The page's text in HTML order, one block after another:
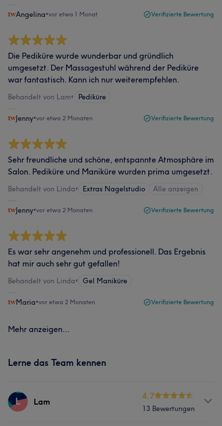
Angelina•vor etwa 1 Monat Verifizierte Bewertung
Die Pediküre wurde wunderbar und gründlich
umgesetzt. Der Massagestuhl während der Pediküre
war fantastisch. Kann ich nur weiterempfehlen.
Behandelt von Lam• Pediküre
Jenny•vor etwa 2 Monaten Verifizierte Bewertung
Sehr freundliche und schöne, entspannte Atmosphäre im
Salon. Pediküre und Maniküre wurden prima umgesetzt.
Behandelt von Linda• Extras Nagelstudio Alle anzeigen
Jenny•vor etwa 2 Monaten Verifizierte Bewertung
Es war sehr angenehm und professionell. Das Ergebnis
hat mir auch sehr gut gefallen!
Behandelt von Linda• Gel Maniküre
Maria•vor etwa 2 Monaten Verifizierte Bewertung
Mehr anzeigen...
Lerne das Team kennen
L Lam
4.7
13 Bewertungen